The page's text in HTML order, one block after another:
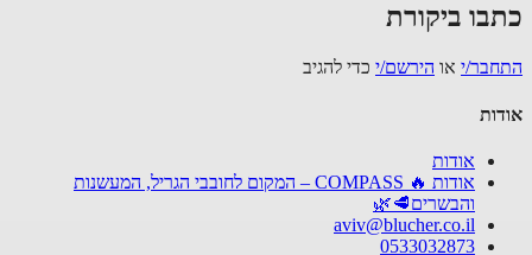
כתבו ביקורת
התחבר/י או הירשם/י כדי להגיב
אודות
אודות
אודות 🔥 COMPASS – המקום לחובבי הגריל, המעשנות
והבשרים🥩🌿
aviv@blucher.co.il
0533032873